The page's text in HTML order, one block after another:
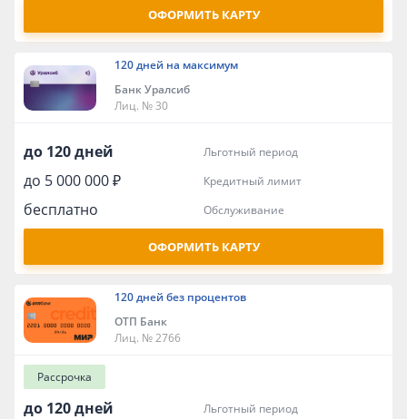
ОФОРМИТЬ КАРТУ
120 дней на максимум
Банк Уралсиб
Лиц. № 30
до 120 дней льготный период
до 5 000 000 ₽ кредитный лимит
бесплатно обслуживание
ОФОРМИТЬ КАРТУ
120 дней без процентов
ОТП Банк
Лиц. № 2766
Рассрочка
до 120 дней льготный период